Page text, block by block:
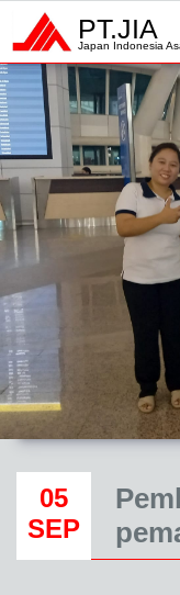
PT.JIA
Japan Indonesia
05
SEP